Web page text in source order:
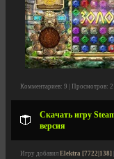
Комментариев: 9 | Просмотров:
Скачать игру
версия
Игру добавил Elektra [7722|138]